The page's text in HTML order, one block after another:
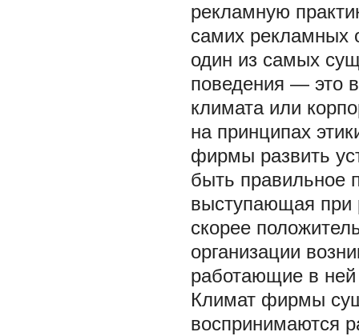
рекламную
самих рекламных
один из самых
поведения — это
климата или
на принципах
фирмы развить
быть правильное
выступающая при
скорее
организации
работающие в
Климат фирмы
воспринимаются